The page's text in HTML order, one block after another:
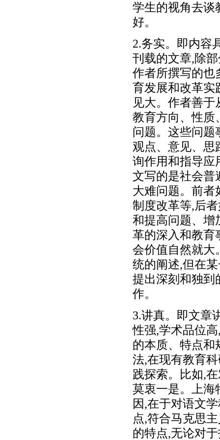
学生的视角去谈
好。
2.务实。即内容
刊载的文章,除
作者所撰写的也
育发展和改革实
见大。作者善
教育方向、性质
问题。这些问题
观点、意见、思
询作用和指导应
文写的是社会普
大难问题。前者
制度改革等,后
和提高问题、增
革的深入和教育
会价值自然就大
统的阐述,但在
提出深刻和独到
作。
3.讲真。即文章
性强,学术品位
的本质、特点和
法,在现有教育
践探索。比如,
莫衷一是。上海
因,在于对语文
点,符合马克思
的特点,无论对